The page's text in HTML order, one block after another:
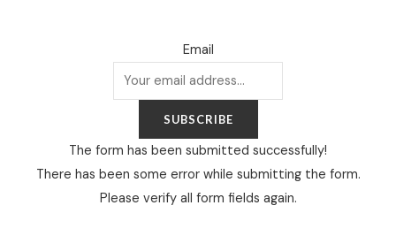
Email
SUBSCRIBE
The form has been submitted successfully!
There has been some error while submitting the form.
Please verify all form fields again.